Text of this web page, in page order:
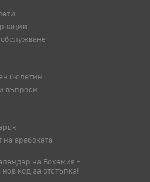
бюлетин
въпроси
арабската
на Бохемия -
код за отстъпка!